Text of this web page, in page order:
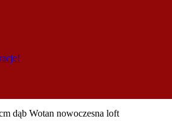
dąb Wotan nowoczesna loft